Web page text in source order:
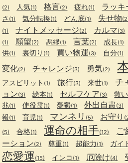
(2) 人気(1) 格言(2) 疲れ(1) ラッキ
さ (1) 気分転換(1) どん底(1) 失せ物
(1) ナイトメッセージ(2) カルマ(3)
(1) 願望(2) 悪縁(1) 言葉(2) 成長(1)
供(1) 裏切り (1) 買い物運(3) 自分(1)
変化(2) チャレンジ(3) 勇気(2)
アスピリット (1) 旅行(3) 来世(1) チ
ョン(3) 絵本(1) セルフケア(3) 救い
兆(1) 使役霊(1) 憂鬱(1) 外出自粛(3)
報(1) 育児 (1) マンネリ (5) お守り
(5) 合格(1) 運命の相手(12) ご
ーション(2) 尊重(1) 超能力 (1) ガイ
恋愛運 (15) インコ (1) 厄除け(4)